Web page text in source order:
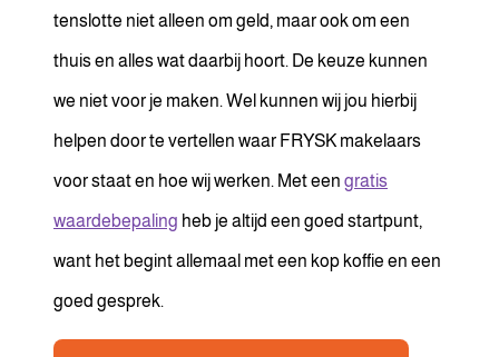
tenslotte niet alleen om geld, maar ook om een
thuis en alles wat daarbij hoort. De keuze kunnen
we niet voor je maken. Wel kunnen wij jou hierbij
helpen door te vertellen waar FRYSK makelaars
voor staat en hoe wij werken. Met een gratis
waardebepaling heb je altijd een goed startpunt,
want het begint allemaal met een kop koffie en een
goed gesprek.